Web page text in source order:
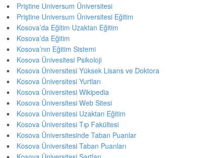
Priştine Universum Üniversitesi
Priştine Universum Üniversitesi Eğitim
Kosova’da Eğitim Uzaktan Eğitim
Kosova’da Eğitim
Kosova’nın Eğitim Sistemi
Kosova Ünivesitesi Psikoloji
Kosova Üniversitesi Yüksek Lisans ve Doktora
Kosova Üniversitesi Yurtları
Kosova Üniversitesi Wikipedia
Kosova Üniversitesi Web Sitesi
Kosova Üniversitesi Uzaktan Eğitim
Kosova Üniversitesi Tıp Fakültesi
Kosova Üniversitesinde Taban Puanlar
Kosova Üniversitesi Taban Puanları